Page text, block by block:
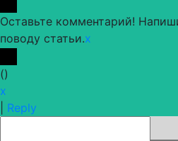
Оставьте комментарий!
поводу статьи.x
()
x
Reply